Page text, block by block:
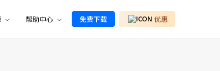
帮助中心 免费下载 优惠